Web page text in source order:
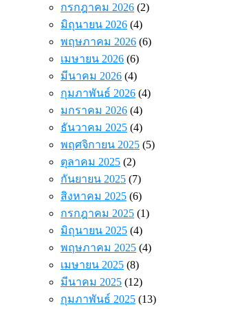
กรกฎาคม 2026 (2)
มิถุนายน 2026 (4)
พฤษภาคม 2026 (6)
เมษายน 2026 (6)
มีนาคม 2026 (4)
กุมภาพันธ์ 2026 (4)
มกราคม 2026 (4)
ธันวาคม 2025 (4)
พฤศจิกายน 2025 (5)
ตุลาคม 2025 (2)
กันยายน 2025 (7)
สิงหาคม 2025 (6)
กรกฎาคม 2025 (1)
มิถุนายน 2025 (4)
พฤษภาคม 2025 (4)
เมษายน 2025 (8)
มีนาคม 2025 (12)
กุมภาพันธ์ 2025 (13)